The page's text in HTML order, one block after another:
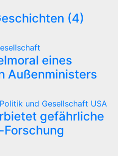
(4)
eines
Außenministers
Politik und Gesellschaft USA
gefährliche